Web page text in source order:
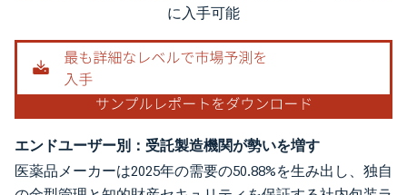
に入手可能
エンドユーザー別：受託製造機関が勢いを増す
医薬品メーカーは2025年の需要の50.88%を生み出し、独自